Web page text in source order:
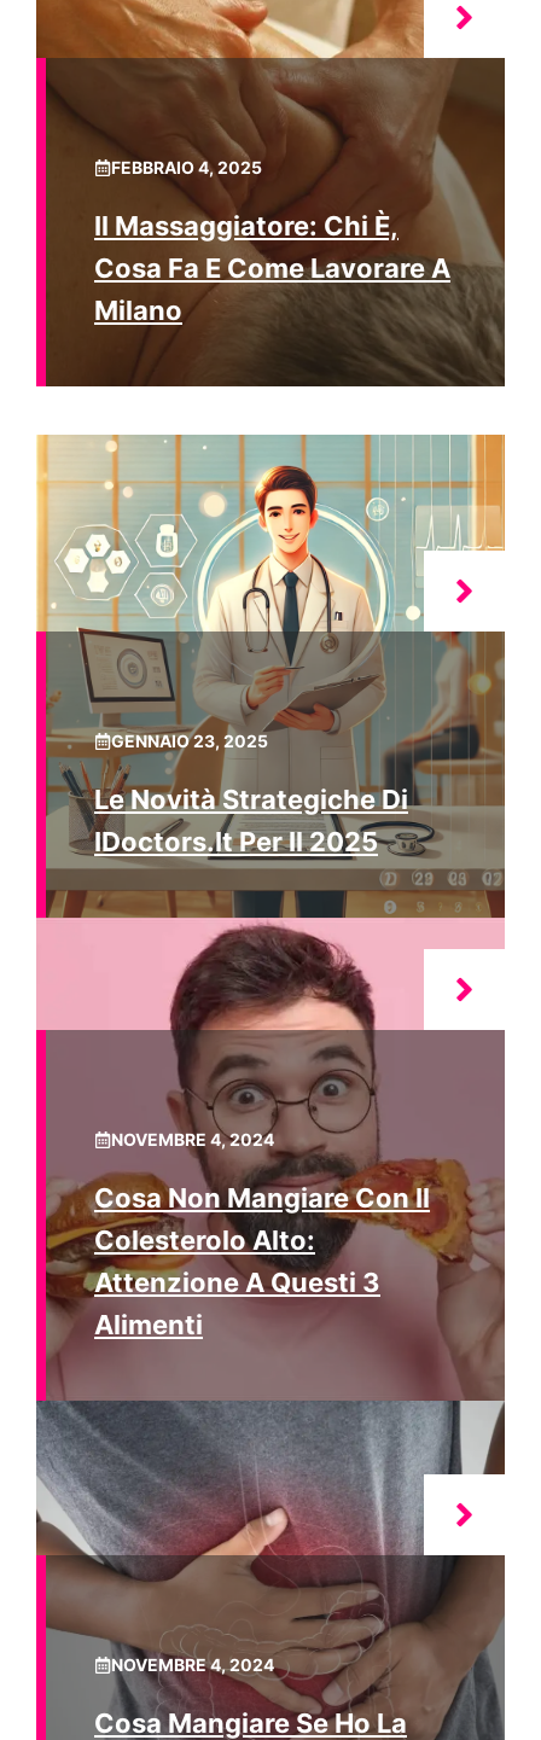
FEBBRAIO 4, 2025
Il Massaggiatore: Chi È,
Cosa Fa E Come Lavorare A
Milano
GENNAIO 23, 2025
Le Novità Strategiche Di
IDoctors.it Per Il 2025
NOVEMBRE 4, 2024
Cosa Non Mangiare Con Il
Colesterolo Alto:
Attenzione A Questi 3
Alimenti
NOVEMBRE 4, 2024
Cosa Mangiare Se Ho La